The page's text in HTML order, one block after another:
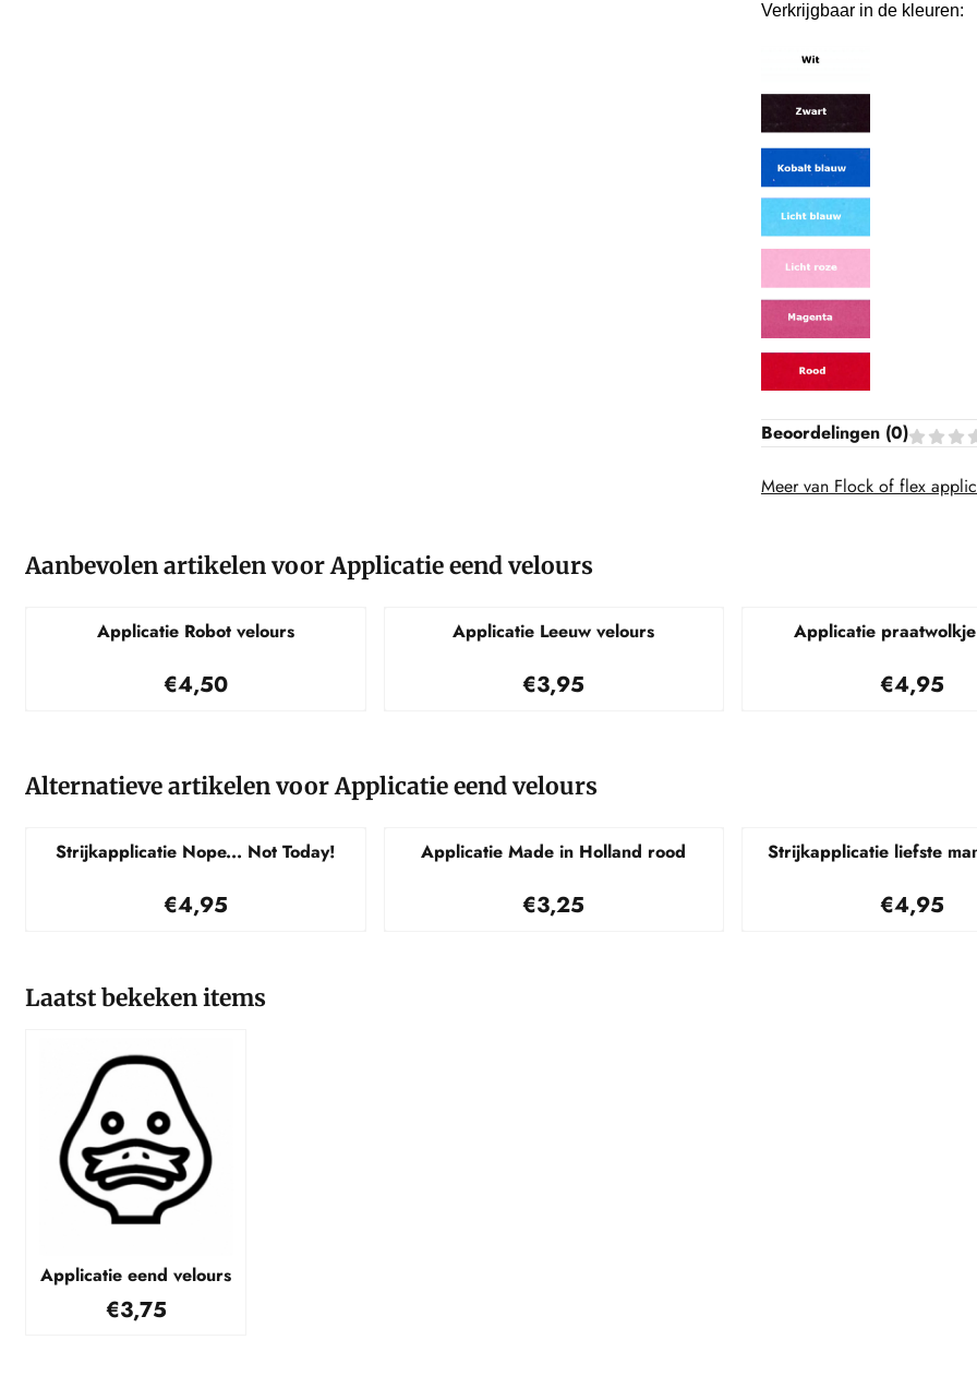
Verkrijgbaar in de kleuren:
Beoordelingen (0)
Meer van Flock of flex
Aanbevolen artikelen voorApplicatie eend velours
Applicatie Robot velours
Prijs: 4,50
€4,50
Applicatie Leeuw velours
Prijs: 3,95
€3,95
Applicatie
Prijs: 4,95
€4,95
Alternatieve artikelen voorApplicatie eend velours
Strijkapplicatie Nope... Not Today!
Prijs: 4,95
€4,95
Applicatie Made in Holland rood
Prijs: 3,25
€3,25
Strijkapplicatie liefste
Prijs: 4,95
€4,95
Laatst bekeken items
Applicatie eend velours
€3,75